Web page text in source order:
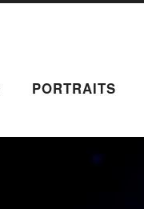
PORTRAITS